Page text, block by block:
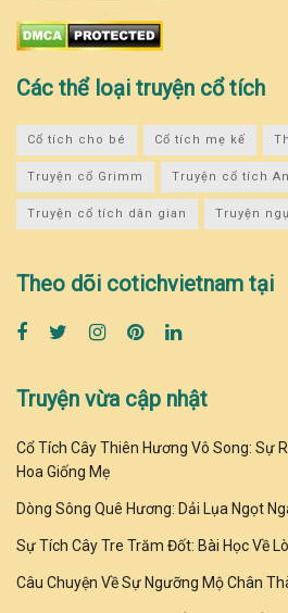
Các thể loại truyện cổ tích
Cổ tích cho bé Cổ tích mẹ kế
Truyện cổ Grimm Truyện cổ tích
Truyện cổ tích dân gian Truyện
Theo dõi cotichvietnam tại
Truyện vừa cập nhật
Cổ Tích Cây Thiên Hương Vô Song: Sự
Hoa Giống Mẹ
Dòng Sông Quê Hương: Dải Lụa Ngọt
Sự Tích Cây Tre Trăm Đốt: Bài Học Về
Câu Chuyện Về Sự Ngưỡng Mộ Chân